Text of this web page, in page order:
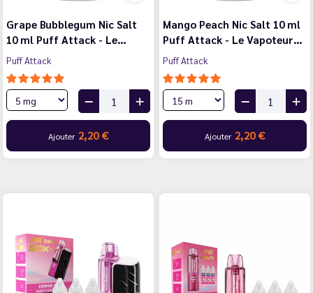
Grape Bubblegum Nic Salt
10 ml Puff Attack - Le…
Puff Attack
Ajouter 2,20 €
Mango Peach Nic Salt 10 ml
Puff Attack - Le Vapoteur…
Puff Attack
Ajouter 2,20 €